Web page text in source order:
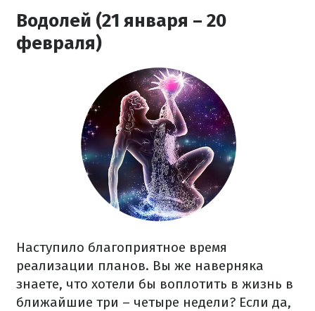
Водолей (21 января – 20
февраля)
Наступило благоприятное время
реализации планов. Вы же наверняка
знаете, что хотели бы воплотить в жизнь в
ближайшие три – четыре недели? Если да,